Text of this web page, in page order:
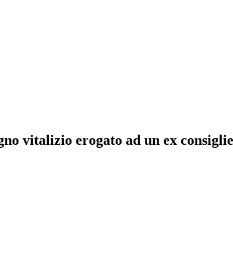
vitalizio erogato ad un ex